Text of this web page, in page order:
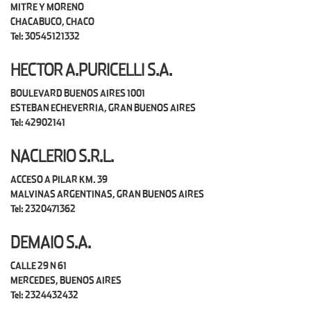
MITRE Y MORENO
CHACABUCO, CHACO
Tel: 30545121332
HECTOR A.PURICELLI S.A.
BOULEVARD BUENOS AIRES 1001
ESTEBAN ECHEVERRIA, GRAN BUENOS AIRES
Tel: 42902141
NACLERIO S.R.L.
ACCESO A PILAR KM. 39
MALVINAS ARGENTINAS, GRAN BUENOS AIRES
Tel: 2320471362
DEMAIO S.A.
CALLE 29 N 61
MERCEDES, BUENOS AIRES
Tel: 2324432432